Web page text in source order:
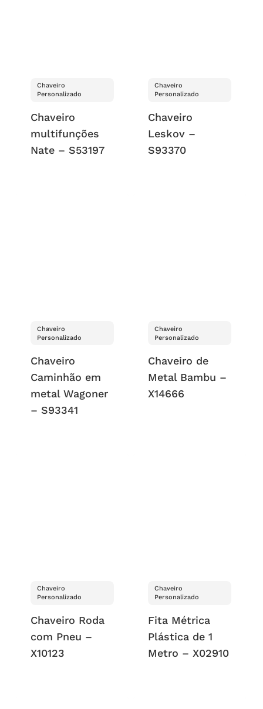
Chaveiro
Personalizado
Chaveiro
multifunções
Nate – S53197
Chaveiro
Personalizado
Chaveiro
Leskov –
S93370
Chaveiro
Personalizado
Chaveiro
Caminhão em
metal Wagoner
– S93341
Chaveiro
Personalizado
Chaveiro de
Metal Bambu –
X14666
Chaveiro
Personalizado
Chaveiro Roda
com Pneu –
X10123
Chaveiro
Personalizado
Fita Métrica
Plástica de 1
Metro – X02910